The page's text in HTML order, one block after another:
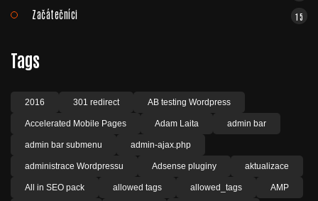
Začátečníci 15
Tags
2016 301 redirect AB testing Wordpress
Accelerated Mobile Pages Adam Laita admin bar
admin bar submenu admin-ajax.php
administrace Wordpressu Adsense pluginy aktualizace
All in SEO pack allowed tags allowed_tags AMP